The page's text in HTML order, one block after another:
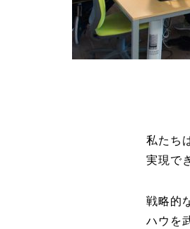
私たち
実現で
戦略的
ハウを